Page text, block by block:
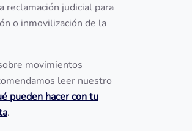
reclamación judicial para
o inmovilización de la
movimientos
leer nuestro
pueden hacer con tu
.